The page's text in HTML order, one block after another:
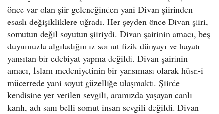
önce var olan şiir geleneğinden yani Divan şiirinden
esaslı değişikliklere uğradı. Her şeyden önce Divan şiiri,
somutun değil soyutun şiiriydi. Divan şairinin amacı, beş
duyumuzla algıladığımız somut fizik dünyayı ve hayatı
yansıtan bir edebiyat yapma değildi. Divan şairinin
amacı, İslam medeniyetinin bir yansıması olarak hüsn-i
mücerrede yani soyut güzelliğe ulaşmaktı. Şiirde
kendisine yer verilen sevgili, aramızda yaşayan canlı
kanlı, adı sanı belli somut insan sevgili değildi. Divan